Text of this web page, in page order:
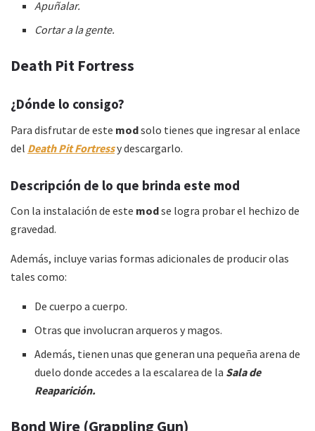
Apuñalar.
Cortar a la gente.
Death Pit Fortress
¿Dónde lo consigo?
Para disfrutar de este modsolo tienes que ingresar al enlace
del Death Pit Fortressy descargarlo.
Descripción de lo que brinda este mod
Con la instalación de este modse logra probar el hechizo de
gravedad.
Además, incluye varias formas adicionales de producir olas
tales como:
De cuerpo a cuerpo.
Otras que involucran arqueros y magos.
Además, tienen unas que generan una pequeña arena de
duelo donde accedes a la escalarea de la Sala de
Reaparición.
Bond Wire (Grappling Gun)